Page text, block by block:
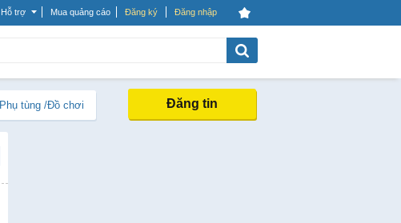
Hỗ trợ Mua quảng cáo Đăng ký Đăng nhập
Phụ tùng /Đồ chơi Đăng tin